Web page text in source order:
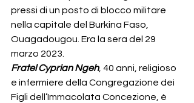
pressi di un posto di blocco militare
nella capitale del Burkina Faso,
Ouagadougou. Era la sera del 29
marzo 2023.
Fratel Cyprian Ngeh, 40 anni, religioso
e infermiere della Congregazione dei
Figli dell’Immacolata Concezione, è